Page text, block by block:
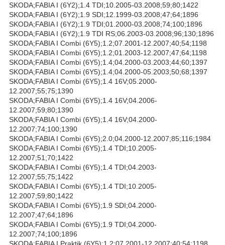
SKODA;FABIA I (6Y2);1.4 TDI;10.2005-03.2008;59;80;1422
SKODA;FABIA I (6Y2);1.9 SDI;12.1999-03.2008;47;64;1896
SKODA;FABIA I (6Y2);1.9 TDI;01.2000-03.2008;74;100;1896
SKODA;FABIA I (6Y2);1.9 TDI RS;06.2003-03.2008;96;130;1896
SKODA;FABIA I Combi (6Y5);1.2;07.2001-12.2007;40;54;1198
SKODA;FABIA I Combi (6Y5);1.2;01.2003-12.2007;47;64;1198
SKODA;FABIA I Combi (6Y5);1.4;04.2000-03.2003;44;60;1397
SKODA;FABIA I Combi (6Y5);1.4;04.2000-05.2003;50;68;1397
SKODA;FABIA I Combi (6Y5);1.4 16V;05.2000-
12.2007;55;75;1390
SKODA;FABIA I Combi (6Y5);1.4 16V;04.2006-
12.2007;59;80;1390
SKODA;FABIA I Combi (6Y5);1.4 16V;04.2000-
12.2007;74;100;1390
SKODA;FABIA I Combi (6Y5);2.0;04.2000-12.2007;85;116;1984
SKODA;FABIA I Combi (6Y5);1.4 TDI;10.2005-
12.2007;51;70;1422
SKODA;FABIA I Combi (6Y5);1.4 TDI;04.2003-
12.2007;55;75;1422
SKODA;FABIA I Combi (6Y5);1.4 TDI;10.2005-
12.2007;59;80;1422
SKODA;FABIA I Combi (6Y5);1.9 SDI;04.2000-
12.2007;47;64;1896
SKODA;FABIA I Combi (6Y5);1.9 TDI;04.2000-
12.2007;74;100;1896
SKODA;FABIA I Praktik (6Y5);1.2;07.2001-12.2007;40;54;1198